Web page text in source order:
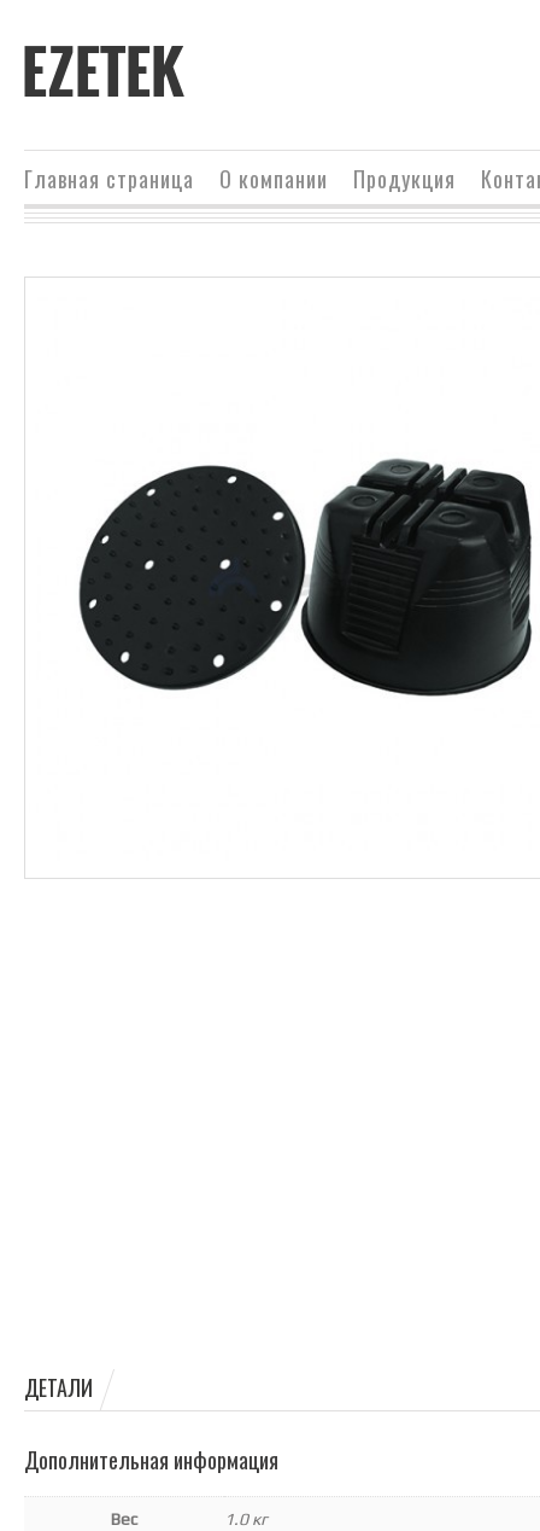
EZETEK
Главная страница О компании Продукция
ДЕТАЛИ
Дополнительная информация
Вес 1.0 кг